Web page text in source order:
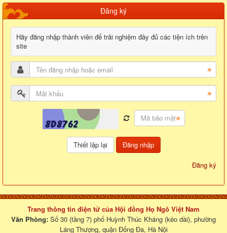
Đăng ký
Hãy đăng nhập thành viên để trải nghiệm đầy đủ các tiện ích trên
site
Đăng nhập
Đăng ký
Trang thông tin điện tử của Hội đồng Họ Ngô Việt Nam
Văn Phòng: Số 30 (tầng 7) phố Huỳnh Thúc Kháng (kéo dài), phường
Láng Thượng, quận Đống Đa, Hà Nội